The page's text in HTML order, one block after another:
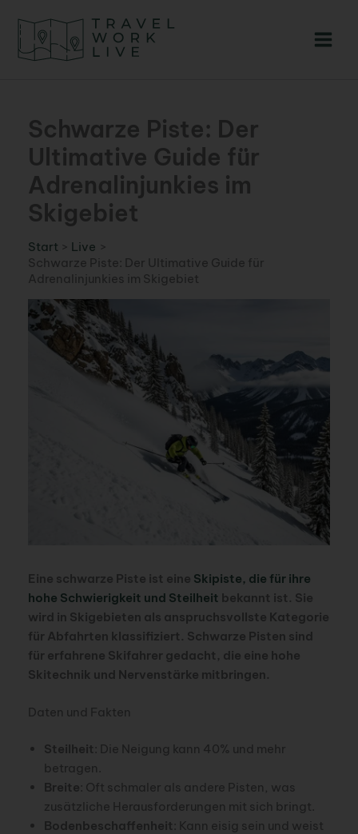
Inhalt
springen
Schwarze Piste: Der
Ultimative Guide für
Adrenalinjunkies im
Skigebiet
Start
Live
Schwarze Piste: Der Ultimative Guide für
Adrenalinjunkies im Skigebiet
Eine schwarze Piste ist eine Skipiste, die für ihre
hohe Schwierigkeit und Steilheit bekannt ist. Sie
wird in Skigebieten als anspruchsvollste Kategorie
für Abfahrten klassifiziert. Schwarze Pisten sind
für erfahrene Skifahrer gedacht, die eine hohe
Skitechnik und Nervenstärke mitbringen.
Daten und Fakten
Steilheit : Die Neigung kann 40% und mehr
betragen.
Breite : Oft schmaler als andere Pisten, was
zusätzliche Herausforderungen mit sich bringt.
Bodenbeschaffenheit : Kann eisig sein und weist